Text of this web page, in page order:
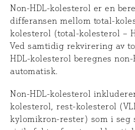
Non-HDL-kolesterol er en
differansen mellom total-
kolesterol (total-kolesterol –
Ved samtidig rekvirering av
HDL-kolesterol beregnes
automatisk.
Non-HDL-kolesterol
kolesterol, rest-kolesterol
kylomikron-rester) som i seg